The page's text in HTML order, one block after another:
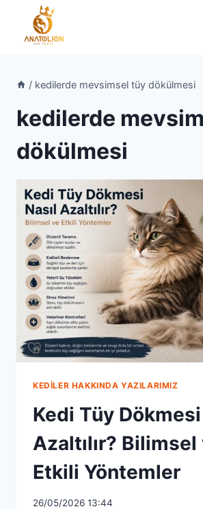
content
/ kedilerde mevsimsel tüy dökülmesi
kedilerde
dökülmesi
KEDILER HAKKINDA YAZILARIMIZ
Kedi Tüy Dökmesi
Azaltılır? Bilimsel
Etkili Yöntemler
26/05/2026 13:44